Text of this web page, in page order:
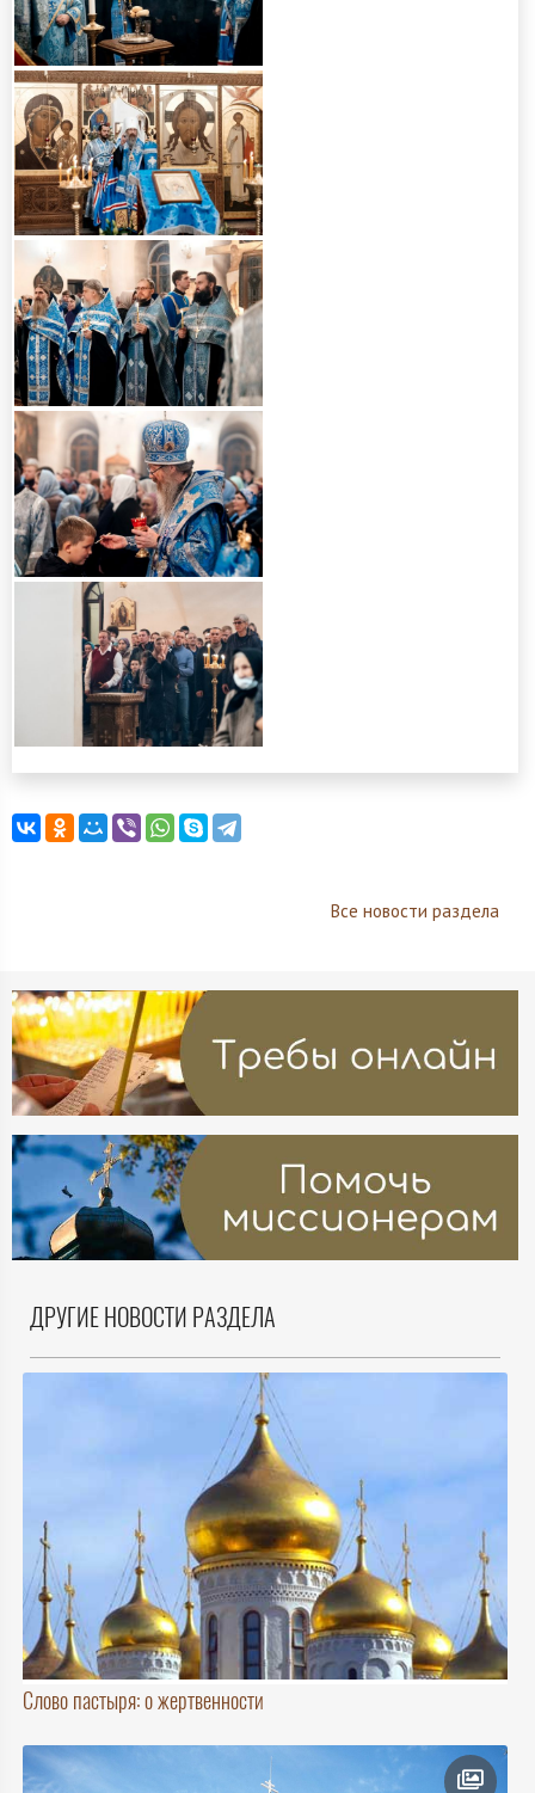
Все новости раздела
ДРУГИЕ НОВОСТИ РАЗДЕЛА
Слово пастыря: о жертвенности